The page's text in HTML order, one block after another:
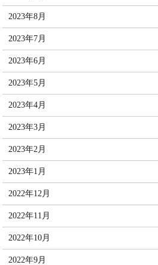
2023年8月
2023年7月
2023年6月
2023年5月
2023年4月
2023年3月
2023年2月
2023年1月
2022年12月
2022年11月
2022年10月
2022年9月